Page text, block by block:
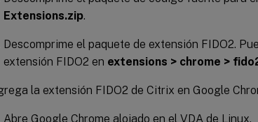
Extensions.zip.
Descomprime el paquete de extensión FIDO2.
extensión FIDO2 en extensions > chrome >
la extensión FIDO2 de Citrix en Google
Abre Google Chrome alojado en el VDA de Linux.